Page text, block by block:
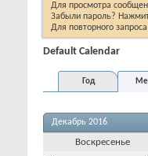
Для просмотра
Забыли пароль?
Для повторного
Default Calendar
Год
Декабрь 2016
Воскресенье